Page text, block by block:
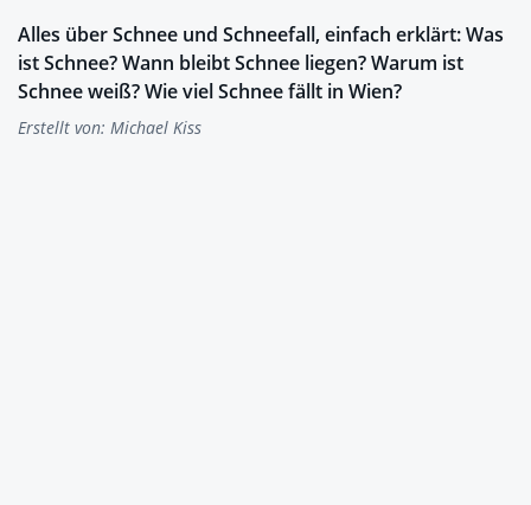
Alles über Schnee und Schneefall, einfach erklärt: Was
ist Schnee? Wann bleibt Schnee liegen? Warum ist
Schnee weiß? Wie viel Schnee fällt in Wien?
Erstellt von: Michael Kiss